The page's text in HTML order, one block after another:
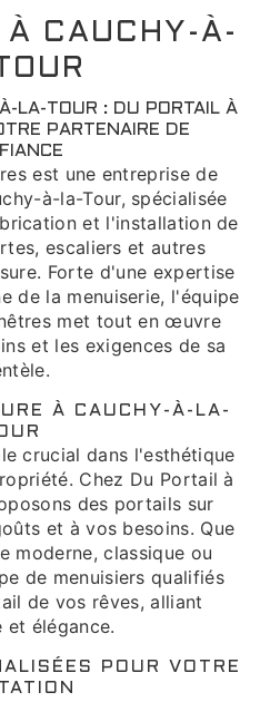
À CAUCHY-À-
LA-TOUR : DU PORTAIL À
PARTENAIRE DE
est une entreprise de
à-la-Tour, spécialisée
et l'installation de
escaliers et autres
Forte d'une expertise
de la menuiserie, l'équipe
met tout en œuvre
et les exigences de sa
À CAUCHY-À-LA-
crucial dans l'esthétique
Chez Du Portail à
des portails sur
et à vos besoins. Que
moderne, classique ou
de menuisiers qualifiés
de vos rêves, alliant
et élégance.
POUR VOTRE